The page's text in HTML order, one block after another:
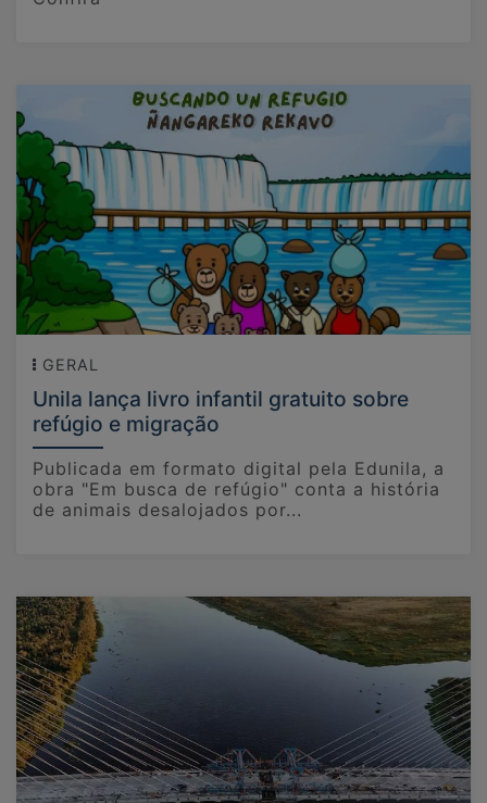
GERAL
Unila lança livro infantil gratuito sobre
refúgio e migração
Publicada em formato digital pela Edunila, a
obra "Em busca de refúgio" conta a história
de animais desalojados por...